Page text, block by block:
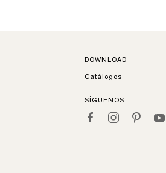
DOWNLOAD
Catálogos
SÍGUENOS